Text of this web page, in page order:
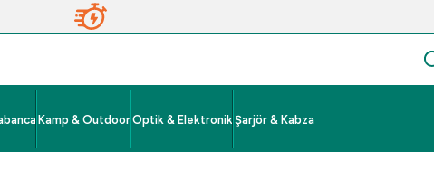
Kamp & Outdoor Optik & Elektronik Şarjör & Kabza